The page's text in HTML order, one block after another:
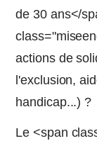
de 30 ans</
actions de
l'exclusion,
handicap...) ?
Le <span